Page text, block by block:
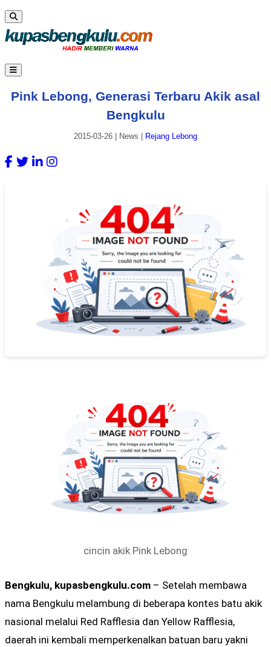
Pink Lebong, Generasi Terbaru Akik asal
Bengkulu
2015-03-26 News Rejang Lebong
cincin akik Pink Lebong
Bengkulu, kupasbengkulu.com – Setelah membawa
nama Bengkulu melambung di beberapa kontes batu akik
nasional melalui Red Rafflesia dan Yellow Rafflesia,
daerah ini kembali memperkenalkan batuan baru yakni